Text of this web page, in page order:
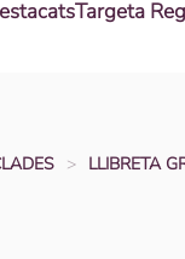
Targeta
LLIBRETA